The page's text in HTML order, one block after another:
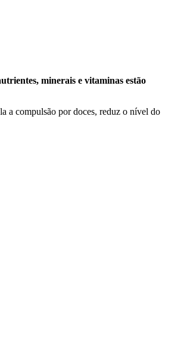
minerais e vitaminas estão
a compulsão por doces, reduz o nível do